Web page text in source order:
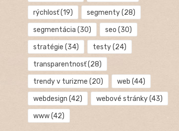
rýchlosť(19) segmenty(28)
segmentácia (30) seo (30)
stratégie (34) testy(24)
transparentnosť(28)
trendy v turizme (20) web (44)
webdesign (42) webové stránky(43)
www(42)